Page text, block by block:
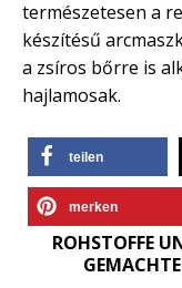
természetesen a
készítésű
a zsíros bőrre is
hajlamosak.
teilen
merken
ROHSTOFFE